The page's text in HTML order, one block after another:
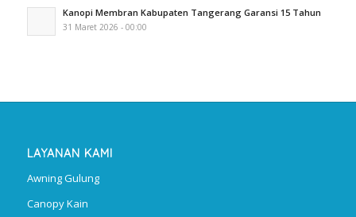
Kanopi Membran Kabupaten Tangerang Garansi 15 Tahun
31 Maret 2026 - 00:00
LAYANAN KAMI
Awning Gulung
Canopy Kain